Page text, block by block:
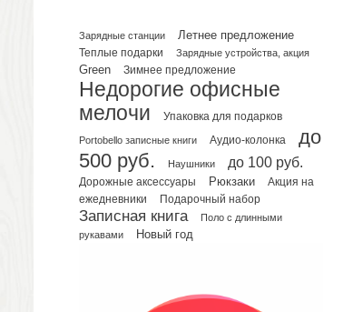
Планинги и телефонные книжки
Планинги датированные
Планинги недатированные
Телефонные книжки
Еженедельники
Органайзер на ежедневник
Сумки и Рюкзаки
Сумки для планшетов и ноутбуков
Рюкзаки
Конференц-сумки
Несессеры и косметички
Зарядные станции Летнее предложение
Теплые подарки Зарядные устройства, акция
Green Зимнее предложение
Недорогие офисные
мелочи
Упаковка для подарков
Portobello записные книги Аудио-колонка
до
500 руб.
Наушники до 100 руб.
Дорожные аксессуары Рюкзаки
Акция на
ежедневники
Подарочный набор
Записная книга
Поло с длинными
рукавами
Новый год